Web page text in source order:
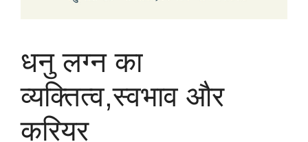
धनु लग्न का
व्यक्तित्व,स्वभाव और
करियर